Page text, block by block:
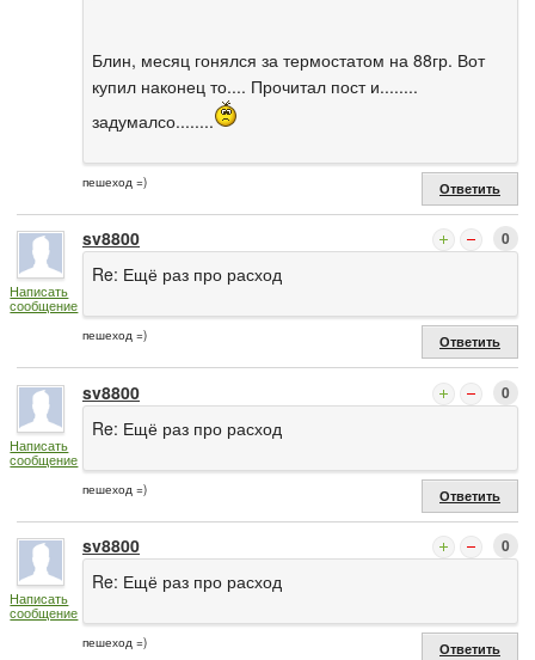
Блин, месяц гонялся за термостатом на 88гр. Вот
купил наконец то.... Прочитал пост и........
задумалсо........
пешеход =) Ответить
Написать
сообщение
sv8800 0
Re: Ещё раз про расход
пешеход =) Ответить
Написать
сообщение
sv8800 0
Re: Ещё раз про расход
пешеход =) Ответить
Написать
сообщение
sv8800 0
Re: Ещё раз про расход
пешеход =) Ответить